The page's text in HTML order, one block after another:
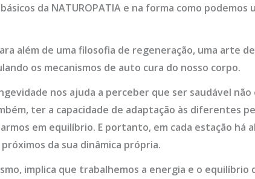
da NATUROPATIA e na forma como podemos
além de uma filosofia de regeneração, uma arte
os mecanismos de auto cura do nosso corpo.
nos ajuda a perceber que ser saudável
ter a capacidade de adaptação às diferentes
em equilíbrio. E portanto, em cada estação há
da sua dinâmica própria.
implica que trabalhemos a energia e o equilíbrio